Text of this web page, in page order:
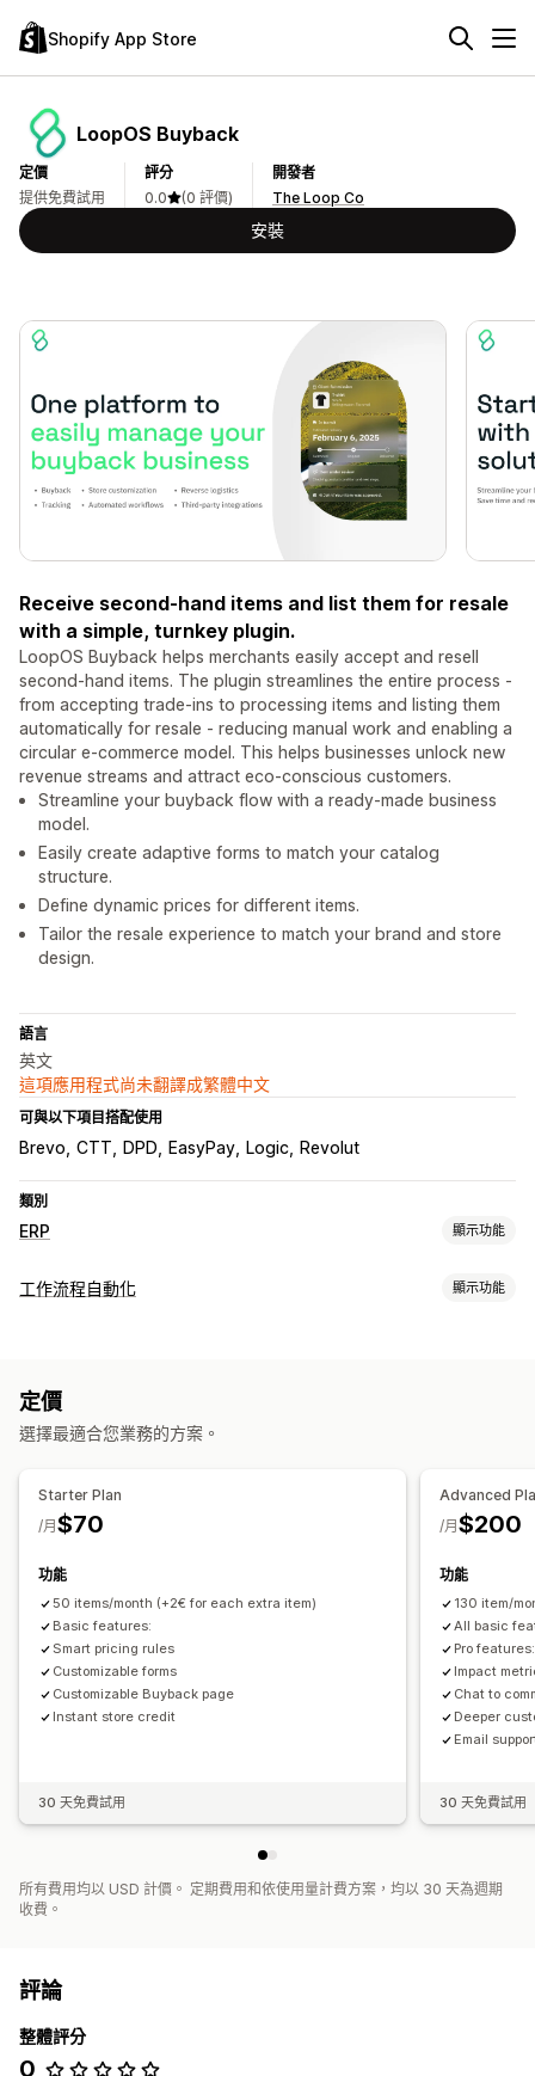
Shopify App Store
LoopOS Buyback
定價
提供免費試用
評分
0.0
(0 評價)
開發者
The Loop Co
安裝
Receive second-hand items and list them for resale
with a simple, turnkey plugin.
LoopOS Buyback helps merchants easily accept and resell
second-hand items. The plugin streamlines the entire process -
from accepting trade-ins to processing items and listing them
automatically for resale - reducing manual work and enabling a
circular e-commerce model. This helps businesses unlock new
revenue streams and attract eco-conscious customers.
Streamline your buyback flow with a ready-made business
model.
Easily create adaptive forms to match your catalog
structure.
Define dynamic prices for different items.
Tailor the resale experience to match your brand and store
design.
語言
英文
這項應用程式尚未翻譯成繁體中文
可與以下項目搭配使用
Brevo CTT DPD EasyPay Logic Revolut
類別
ERP 顯示功能
處理訂單
即時同步處理
會計與財務
工作流程自動化 顯示功能
定價
選擇最適合您業務的方案。
Starter Plan
$70
/月
功能
50 items/month (+2€ for each extra item)
Basic features:
Smart pricing rules
Customizable forms
Customizable Buyback page
Instant store credit
30 天免費試用
Advanced
$200
/月
功能
130 item/
All basic
Pro features:
Impact
Chat to
Deeper
Email
30 天免費試用
所有費用均以 USD 計價。 定期費用和依使用量計費方案，均以 30 天為週期
收費。
評論
整體評分
0